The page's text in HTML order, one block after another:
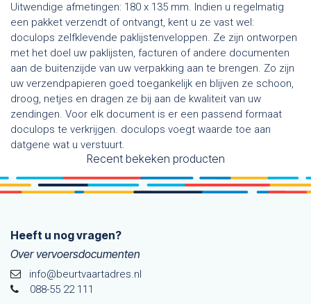
Uitwendige afmetingen: 180 x 135 mm. Indien u regelmatig
een pakket verzendt of ontvangt, kent u ze vast wel:
doculops zelfklevende paklijstenveloppen. Ze zijn ontworpen
met het doel uw paklijsten, facturen of andere documenten
aan de buitenzijde van uw verpakking aan te brengen. Zo zijn
uw verzendpapieren goed toegankelijk en blijven ze schoon,
droog, netjes en dragen ze bij aan de kwaliteit van uw
zendingen. Voor elk document is er een passend formaat
doculops te verkrijgen. doculops voegt waarde toe aan
datgene wat u verstuurt.
Recent bekeken producten
Heeft u nog vragen?
Over vervoersdocumenten
info@beurtvaartadres.nl
088-55 22 111